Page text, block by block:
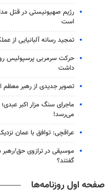
رژیم صهیونیستی در قتل
است
تمجید رسانه آلبانیایی از
حرکت سرمربی پرسپولیس روی
داشت
تصویر جدیدی از رهبر معظم
ماجرای سنگ مزار اکبر
می‌رسد!
عراقچی: توافق با عمان نزدیک است/
موسیقی در ترازوی حق/
گفتند؟
صفحه اول روزنامه‌ها